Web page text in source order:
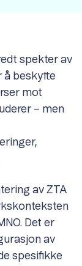
spekter av
å beskytte
mot
– men
av ZTA
Det er
av
spesifikke